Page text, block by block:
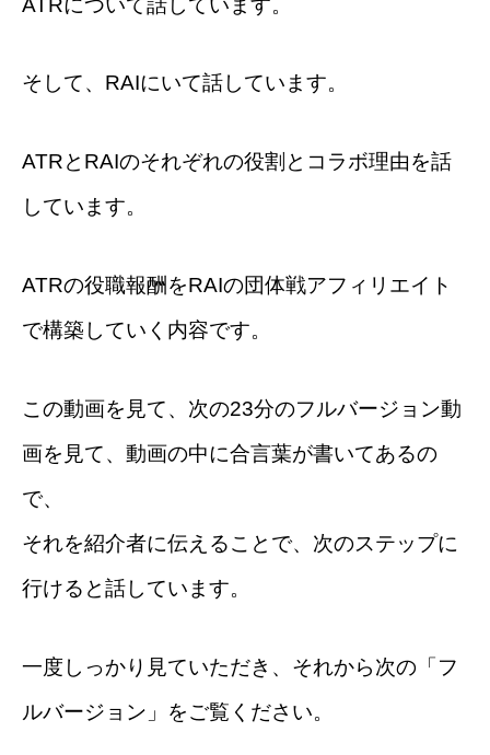
そして、RAIにいて話しています。
ATRとRAIのそれぞれの役割とコラボ理由を話
しています。
ATRの役職報酬をRAIの団体戦アフィリエイト
で構築していく内容です。
この動画を見て、次の23分のフルバージョン動
画を見て、動画の中に合言葉が書いてあるの
で、
それを紹介者に伝えることで、次のステップに
行けると話しています。
一度しっかり見ていただき、それから次の「フ
ルバージョン」をご覧ください。